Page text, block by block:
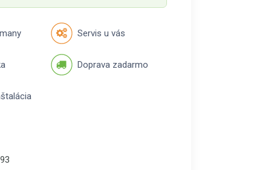
Servis u vás
Doprava zadarmo